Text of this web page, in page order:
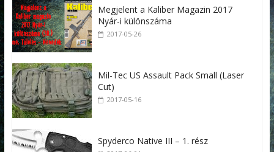
Megjelent a Kaliber Magazin 2017
Nyár-i különszáma
2017-05-26
Mil-Tec US Assault Pack Small (Laser
Cut)
2017-05-16
Spyderco Native III – 1. rész